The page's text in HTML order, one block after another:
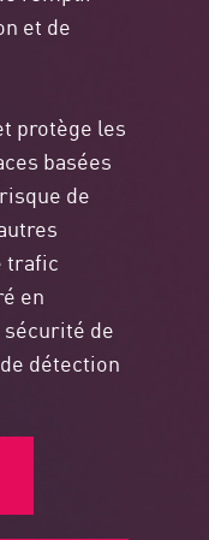
et de
protège les
basées
de
trafic
en
de
détection